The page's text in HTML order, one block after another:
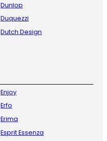
Dunlop
Duquezzi
Dutch Design
Enjoy
Erfo
Erima
Esprit Essenza